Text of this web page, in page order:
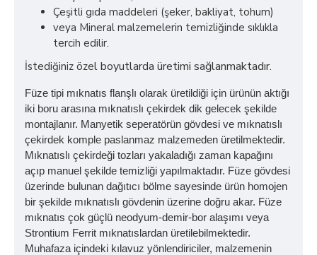
Çeşitli gıda maddeleri (şeker, bakliyat, tohum)
veya Mineral malzemelerin temizliğinde sıklıkla
tercih edilir.
İstediğiniz özel boyutlarda üretimi sağlanmaktadır.
Füze tipi mıknatıs flanşlı olarak üretildiği için ürünün aktığı
iki boru arasına mıknatıslı çekirdek dik gelecek şekilde
montajlanır. Manyetik seperatörün gövdesi ve mıknatıslı
çekirdek komple paslanmaz malzemeden üretilmektedir.
Mıknatıslı çekirdeği tozları yakaladığı zaman kapağını
açıp manuel şekilde temizliği yapılmaktadır. Füze gövdesi
üzerinde bulunan dağıtıcı bölme sayesinde ürün homojen
bir şekilde mıknatıslı gövdenin üzerine doğru akar. Füze
mıknatıs çok güçlü neodyum-demir-bor alaşımı veya
Strontium Ferrit mıknatıslardan üretilebilmektedir.
Muhafaza içindeki kılavuz yönlendiriciler, malzemenin